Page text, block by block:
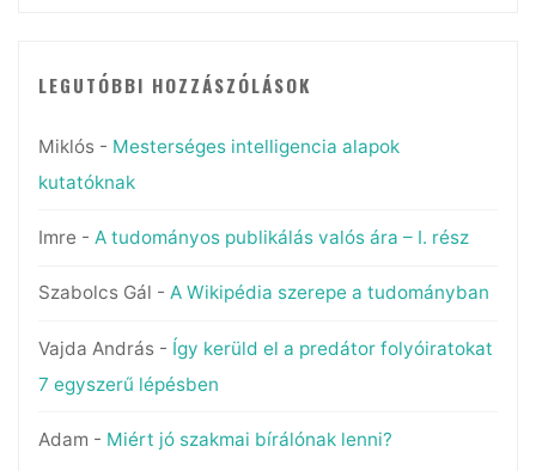
LEGUTÓBBI HOZZÁSZÓLÁSOK
Miklós- Mesterséges intelligencia alapok
kutatóknak
Imre - A tudományos publikálás valós ára – I. rész
Szabolcs Gál - A Wikipédia szerepe a tudományban
Vajda András- Így kerüld el a predátor folyóiratokat
7 egyszerű lépésben
Adam - Miért jó szakmai bírálónak lenni?